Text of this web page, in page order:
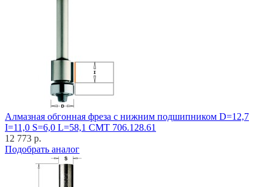
Алмазная обгонная фреза с нижним подшипником D=12,7
I=11,0 S=6,0 L=58,1 CMT 706.128.61
12 773 р.
Подобрать аналог